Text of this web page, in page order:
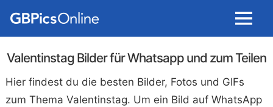
Menu
Valentinstag Bilder für Whatsapp und zum Teilen
Hier findest du die besten Bilder, Fotos und GIFs
zum Thema Valentinstag. Um ein Bild auf WhatsApp